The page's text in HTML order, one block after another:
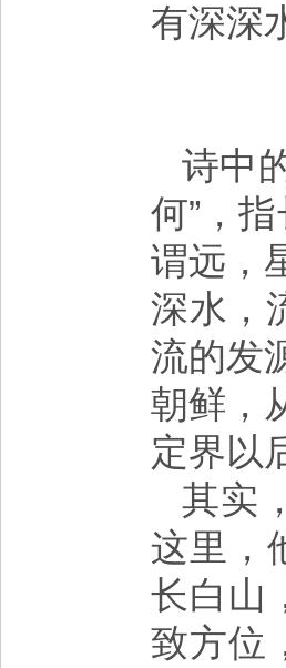
有深深
诗中
何”，
谓远，
深水，
流的发
朝鲜，
定界以
其实
这里，
长白山
致方位